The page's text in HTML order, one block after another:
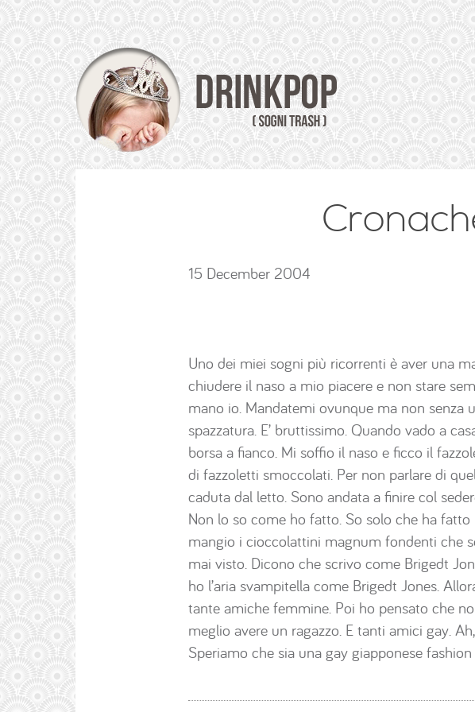
15 December 2004
Uno dei miei sogni più ricorrenti è aver una
chiudere il naso a mio piacere e non stare
mano io. Mandatemi ovunque ma non senza
spazzatura. E’ bruttissimo. Quando vado a
borsa a fianco. Mi soffio il naso e ficco il
di fazzoletti smoccolati. Per non parlare di
caduta dal letto. Sono andata a finire col
Non lo so come ho fatto. So solo che ha
mangio i cioccolattini magnum fondenti che
mai visto. Dicono che scrivo come Brigedt
ho l’aria svampitella come Brigedt Jones.
tante amiche femmine. Poi ho pensato che
meglio avere un ragazzo. E tanti amici gay.
Speriamo che sia una gay giapponese